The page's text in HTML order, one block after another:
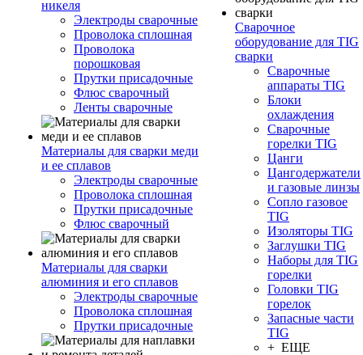
никеля
Электроды сварочные
Проволока сплошная
Проволока
порошковая
Прутки присадочные
Флюс сварочный
Ленты сварочные
Материалы для сварки меди
и ее сплавов
Электроды сварочные
Проволока сплошная
Прутки присадочные
Флюс сварочный
Материалы для сварки
алюминия и его сплавов
Электроды сварочные
Проволока сплошная
Прутки присадочные
Сварочное
оборудование для TIG
сварки
Сварочные
аппараты TIG
Блоки
охлаждения
Сварочные
горелки TIG
Цанги
Цангодержатели
и газовые линзы
Сопло газовое
TIG
Изоляторы TIG
Заглушки TIG
Наборы для TIG
горелки
Головки TIG
горелок
Запасные части
TIG
+ ЕЩЕ